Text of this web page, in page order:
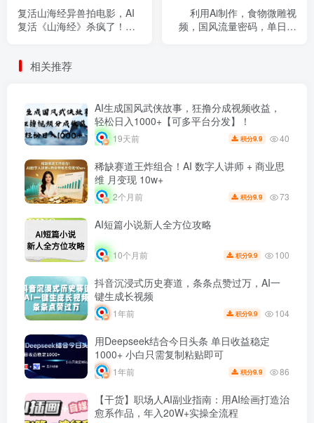
复活山海经异兽拍电影，AI
复活《山海经》杀疯了！，7
利用Ai制作，食物微雕视
频，国风流量密码，单日变
相关推荐
AI生成国风武侠故事，狂撸分成视频收益，
轻松日入1000+【可多平台分发】！
19天前 积分9.9 40
稀缺赛道王炸组合！AI 数字人讲师 + 商业思
维 月变现 10w+
2个月前 积分9.9 73
AI短篇小说新人全方位攻略
10个月前 积分9.9 100
抖音沉浸式历史赛道，条条点赞过万，AI一
键生成长视频
1年前 积分9.9 104
用Deepseek结合今日头条 单日收益稳定
1000+ 小白只需复制粘贴即可
1年前 积分9.9 86
【干货】职场人AI副业指南：用AI绘画打造治
愈系作品，年入20W+实操全流程